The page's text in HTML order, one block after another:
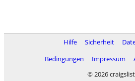
Hilfe Sicherheit
Bedingungen
Impressum
© 2026 craigslist